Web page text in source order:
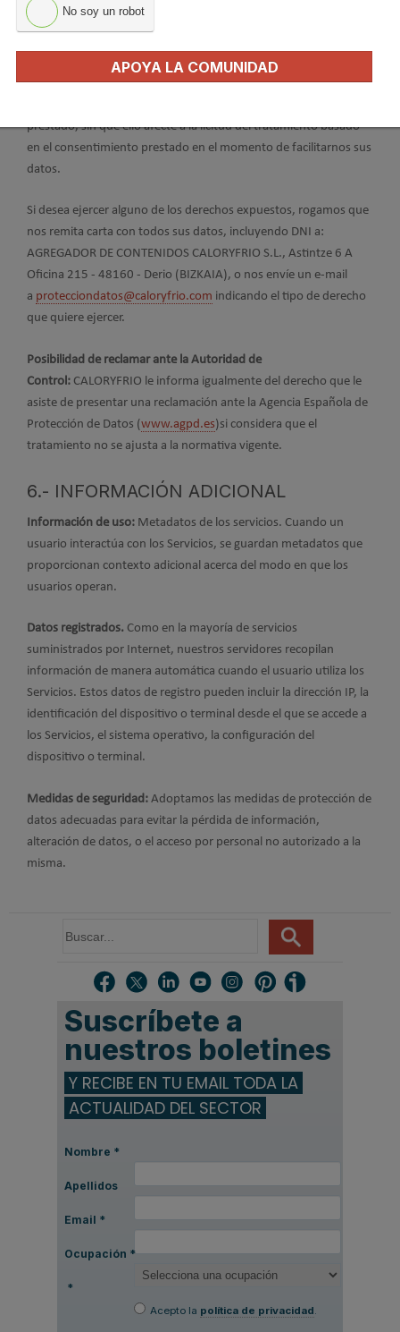
a no ser objeto de una decisión basada en el tratamiento
automatizado que produzca efectos o afecte
significativamente.
Posibilidad de retirar el consentimiento:Asimismo, el interesado
prestado, sin que ello afecte a la licitud del tratamiento basado
en el consentimiento prestado en el momento de facilitarnos sus
datos.
Si desea ejercer alguno de los derechos expuestos, rogamos que
nos remita carta con todos sus datos, incluyendo DNI a:
AGREGADOR DE CONTENIDOS CALORYFRIO S.L., Astintze 6 A
Oficina 215 - 48160 - Derio (BIZKAIA), o nos envíe un e-mail
a protecciondatos@caloryfrio.com indicando el tipo de derecho
que quiere ejercer.
Posibilidad de reclamar ante la Autoridad de
Control: CALORYFRIO le informa igualmente del derecho que le
asiste de presentar una reclamación ante la Agencia Española de
Protección de Datos (www.agpd.es)si considera que el
tratamiento no se ajusta a la normativa vigente.
6.- INFORMACIÓN ADICIONAL
Información de uso: Metadatos de los servicios. Cuando un
usuario interactúa con los Servicios, se guardan metadatos que
proporcionan contexto adicional acerca del modo en que los
usuarios operan.
Datos registrados. Como en la mayoría de servicios
suministrados por Internet, nuestros servidores recopilan
información de manera automática cuando el usuario utiliza los
Servicios. Estos datos de registro pueden incluir la dirección IP, la
identificación del dispositivo o terminal desde el que se accede a
los Servicios, el sistema operativo, la configuración del
dispositivo o terminal.
Medidas de seguridad: Adoptamos las medidas de protección de
datos adecuadas para evitar la pérdida de información,
alteración de datos, o el acceso por personal no autorizado a la
misma.
u
rSuscríbete a
nuestros boletines
Y RECIBE EN TU EMAIL TODA LA
ACTUALIDAD DEL SECTOR
Nombre *
Apellidos
Email *
Ocupación *
*
Acepto la política de privacidad
No soy un robot
APOYA LA COMUNIDAD